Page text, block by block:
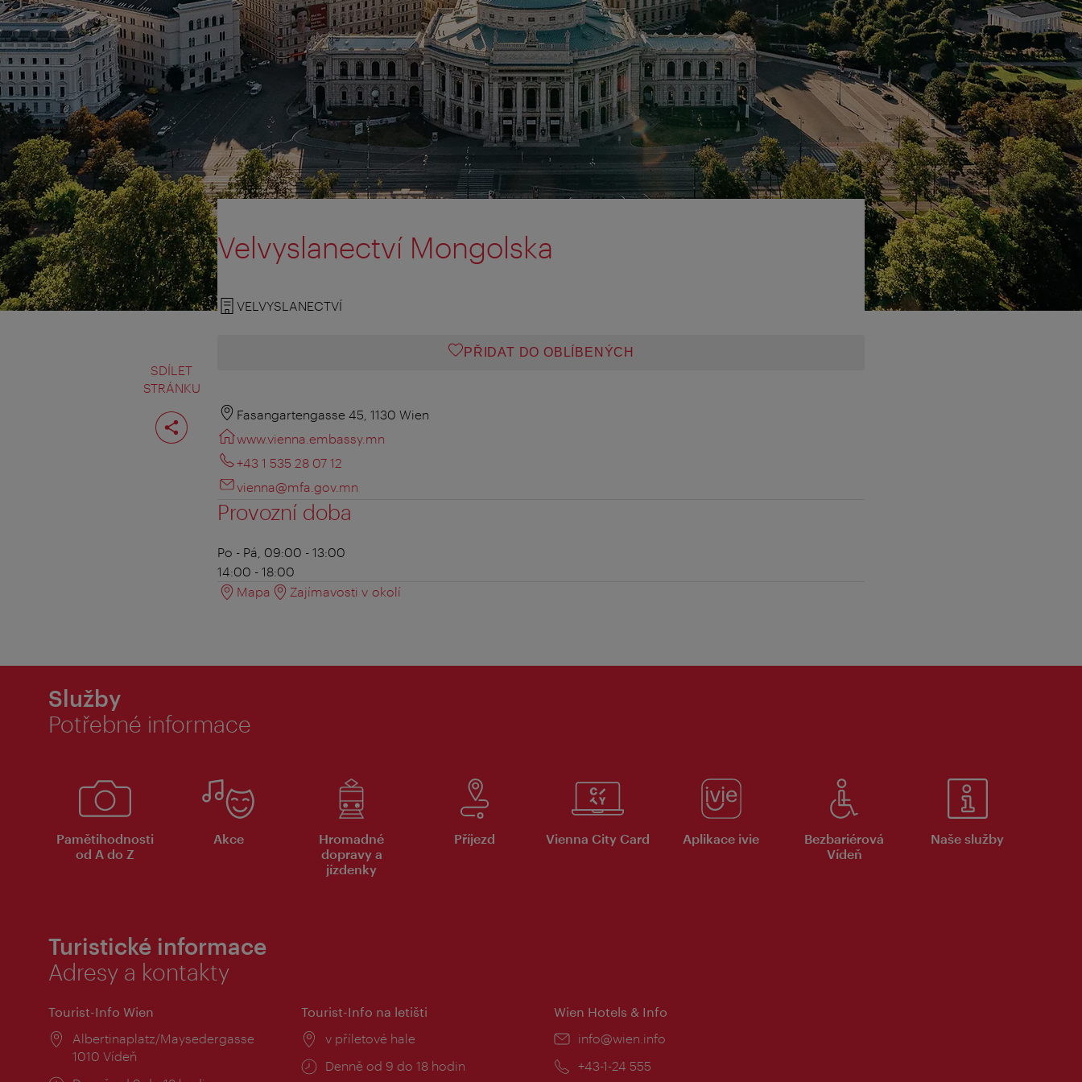
SDÍLET
STRÁNKU
Rozdělit
stranu
Velvyslanectví Mongolska
VELVYSLANECTVÍ
PŘIDAT DO OBLÍBENÝCH
Fasangartengasse 45, 1130 Wien
www.vienna.embassy.mn
+43 1 535 28 07 12
vienna@mfa.gov.mn
Provozní doba
Po - Pá, 09:00 - 13:00
14:00 - 18:00
Mapa
Zajímavosti v okolí
Služby
Potřebné informace
Pamětihodnosti
od A do Z
Akce
Hromadné
dopravy a
jízdenky
Příjezd Vienna City Card Aplikace ivie
Bezbariérová
Vídeň
Naše služby
Turistické informace
Adresy a kontakty
Tourist-Info Wien
Místo:
Albertinaplatz/Maysedergasse
1010 Vídeň
Tourist-Info na letišti
Místo:
v příletové hale
Provozní
Denně od 9 do 18 hodin
Wien Hotels & Info
E-
info@wien.info
Telefon:
+43-1-24 555